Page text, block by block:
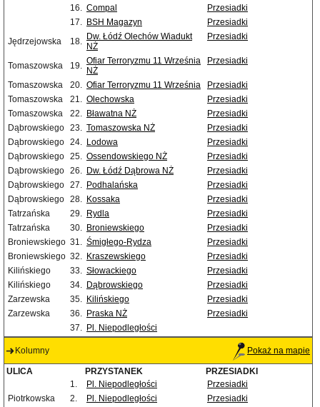
16. Compal
Przesiadki
17. BSH Magazyn
Przesiadki
Jędrzejowska
18. Dw. Łódź Olechów Wiadukt
NŻ
Przesiadki
Tomaszowska 19. Ofiar Terroryzmu 11 Września
NŻ
Przesiadki
Tomaszowska 20. Ofiar Terroryzmu 11 Września
Przesiadki
Tomaszowska
21. Olechowska
Przesiadki
Tomaszowska
22. Bławatna NŻ
Przesiadki
Dąbrowskiego 23. Tomaszowska NŻ
Przesiadki
Dąbrowskiego 24. Lodowa
Przesiadki
Dąbrowskiego 25. Ossendowskiego NŻ
Przesiadki
Dąbrowskiego 26. Dw. Łódź Dąbrowa NŻ
Przesiadki
Dąbrowskiego 27. Podhalańska
Przesiadki
Dąbrowskiego 28. Kossaka
Przesiadki
Tatrzańska
29. Rydla
Przesiadki
Tatrzańska
30. Broniewskiego
Przesiadki
Broniewskiego 31. Śmigłego-Rydza
Przesiadki
Broniewskiego 32. Kraszewskiego
Przesiadki
Kilińskiego
33. Słowackiego
Przesiadki
Kilińskiego
34. Dąbrowskiego
Przesiadki
Zarzewska
35. Kilińskiego
Przesiadki
Zarzewska
36. Praska NŻ
Przesiadki
37. Pl. Niepodległości
Kolumny Pokaż na mapie
ULICA PRZYSTANEK
PRZESIADKI
1.
Pl. Niepodległości
Przesiadki
Piotrkowska
2. Pl. Niepodległości
Przesiadki